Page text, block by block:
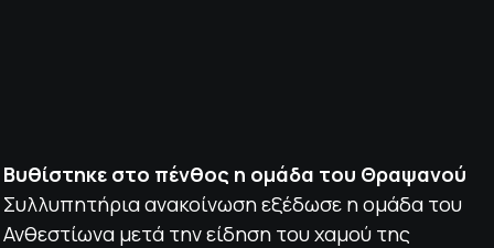
Βυθίστηκε στο πένθος η ομάδα του Θραψανού
Συλλυπητήρια ανακοίνωση εξέδωσε η ομάδα του
Ανθεστίωνα μετά την είδηση του χαμού της